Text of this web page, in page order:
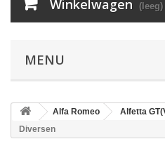
Winkelwagen (leeg)
MENU
Alfa Romeo Alfetta
Diversen